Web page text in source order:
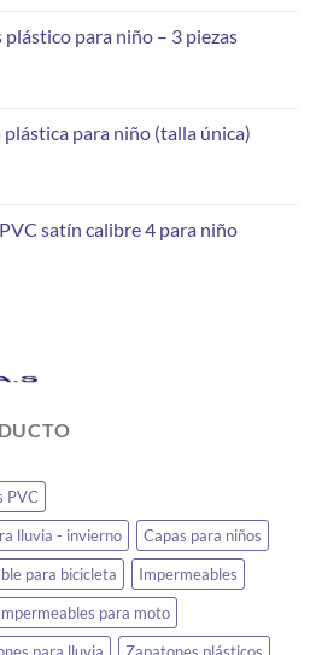
para niño – 3 piezas
plástica para niño (talla única)
satín calibre 4 para niño
PVC
lluvia - invierno
Capas para niños
para bicicleta
Impermeables
para moto